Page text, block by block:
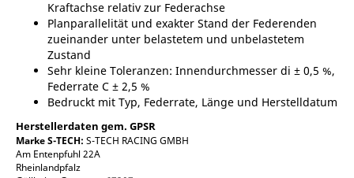
Kraftachse relativ zur Federachse
Planparallelität und exakter Stand der Federenden
zueinander unter belastetem und unbelastetem
Zustand
Sehr kleine Toleranzen: Innendurchmesser di ± 0,5 %,
Federrate C ± 2,5 %
Bedruckt mit Typ, Federrate, Länge und Herstelldatum
Herstellerdaten gem. GPSR
Marke S-TECH: S-TECH RACING GMBH
Am Entenpfuhl 22A
Rheinlandpfalz